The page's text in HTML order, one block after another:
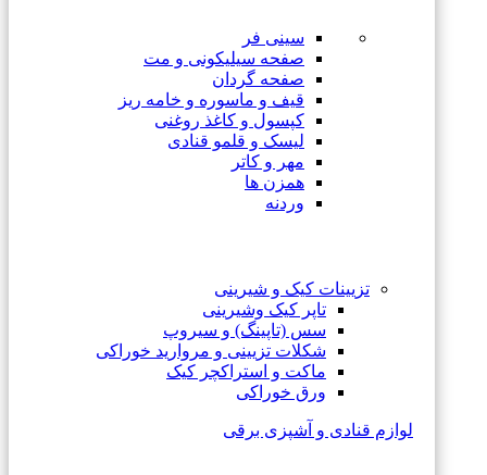
سینی فر
صفحه سیلیکونی و مت
صفحه گردان
قیف و ماسوره و خامه ریز
کپسول و کاغذ روغنی
لیسک و قلمو قنادی
مهر و کاتر
همزن ها
وردنه
تزیینات کیک و شیرینی
تاپر کیک وشیرینی
سس (تاپینگ) و سیروپ
شکلات تزیینی و مروارید خوراکی
ماکت و استراکچر کیک
ورق خوراکی
لوازم قنادی و آشپزی برقی